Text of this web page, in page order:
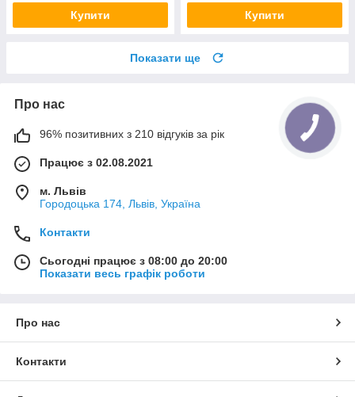
Купити Купити
Показати ще
Про нас
96% позитивних з 210 відгуків за рік
Працює з 02.08.2021
м. Львів
Городоцька 174, Львів, Україна
Контакти
Сьогодні працює з 08:00 до 20:00
Показати весь графік роботи
Про нас
Контакти